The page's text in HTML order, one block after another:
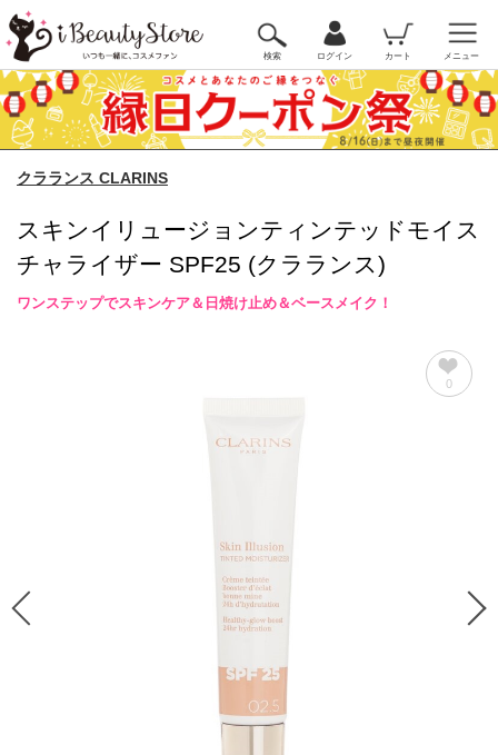
検索 ログイン カート メニュー
クラランス CLARINS
スキンイリュージョンティンテッドモイス
チャライザー SPF25 (クラランス)
ワンステップでスキンケア＆日焼け止め＆ベースメイク！
0